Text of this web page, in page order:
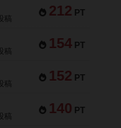
212 PT
稿
154 PT
稿
152 PT
稿
140 PT
稿